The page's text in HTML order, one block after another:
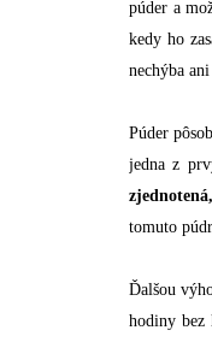
púder a
kedy ho
nechýba
Púder
jedna z
tomuto
Ďalšou
hodiny bez